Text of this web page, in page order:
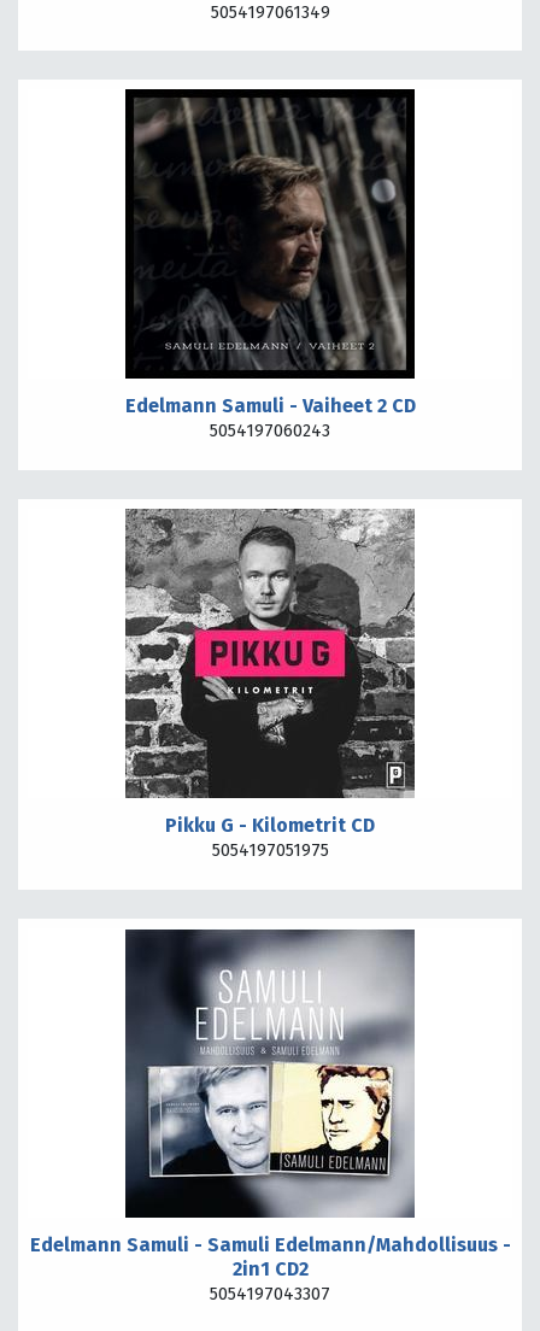
5054197061349
Edelmann Samuli - Vaiheet 2 CD
5054197060243
Pikku G - Kilometrit CD
5054197051975
Edelmann Samuli - Samuli Edelmann/Mahdollisuus -
2in1 CD2
5054197043307